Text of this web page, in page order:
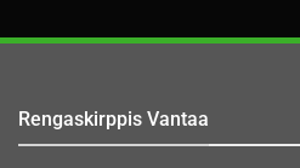
Rengaskirppis Vantaa